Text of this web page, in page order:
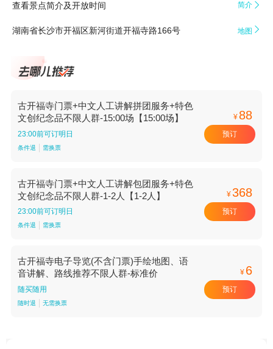
查看景点简介及开放时间 简介 
湖南省长沙市开福区新河街道开福寺路166号 地图 
古开福寺门票+中文人工讲解拼团服务+特色
文创纪念品不限人群-15:00场【15:00场】
23:00前可订明日
条件退 需换票
¥ 88
预订
古开福寺门票+中文人工讲解包团服务+特色
文创纪念品不限人群-1-2人【1-2人】
23:00前可订明日
条件退 需换票
¥368
预订
古开福寺电子导览(不含门票)手绘地图、语
音讲解、路线推荐不限人群-标准价
随买随用
随时退 无需换票
¥ 6
预订